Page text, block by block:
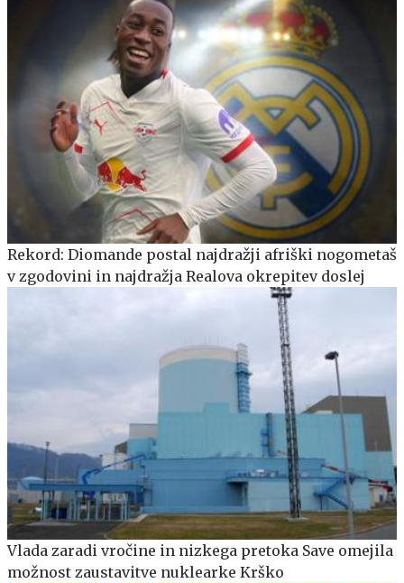
Rekord: Diomande postal najdražji afriški nogometaš
v zgodovini in najdražja Realova okrepitev doslej
Vlada zaradi vročine in nizkega pretoka Save omejila
možnost zaustavitve nuklearke Krško